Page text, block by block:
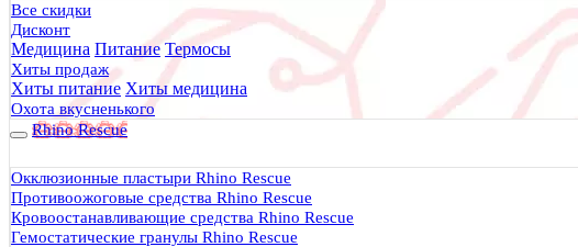
Будь Готов
Магазин походного снаряжения
все для туризма, охоты, рыбалки
Каталог
Все скидки
Дисконт
Медицина Питание Термосы
Хиты продаж
Хиты питание Хиты медицина
Охота вкусненького
Rhino Rescue
Окклюзионные пластыри Rhino Rescue
Противоожоговые средства Rhino Rescue
Кровоостанавливающие средства Rhino Rescue
Гемостатические гранулы Rhino Rescue
0 руб.
0